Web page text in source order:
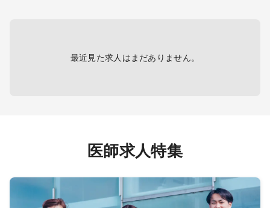
健診システム（タック）
最近見た求人はまだありません。
医師求人特集